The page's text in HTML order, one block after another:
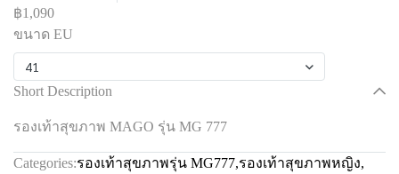
฿1,090
ขนาด EU
41
Short Description
รองเท้าสุขภาพ MAGO รุ่น MG 777
Categories:รองเท้าสุขภาพรุ่น MG777,รองเท้าสุขภาพหญิง,